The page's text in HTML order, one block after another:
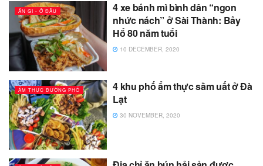
ĂN GÌ - Ở ĐÂU
4 xe bánh mì bình dân “ngon
nhức nách” ở Sài Thành: Bảy
Hổ 80 năm tuổi
10 DECEMBER, 2020
ẨM THỰC ĐƯỜNG PHỐ
4 khu phố ẩm thực sầm uất ở Đà
Lạt
30 NOVEMBER, 2020